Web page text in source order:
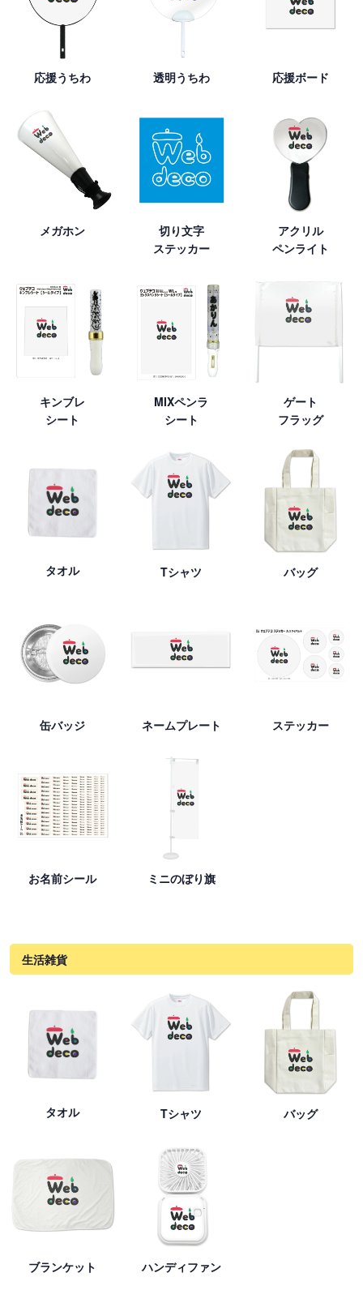
応援うちわ 透明うちわ 応援ボード
メガホン
切り文字
ステッカー
アクリル
ペンライト
キンブレ
シート
MIXペンラ
シート
ゲート
フラッグ
タオル Tシャツ バッグ
缶バッジ ネームプレート ステッカー
お名前シール ミニのぼり旗
生活雑貨
タオル Tシャツ バッグ
ブランケット ハンディファン